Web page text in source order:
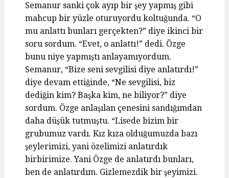
Semanur sanki çok ayıp bir şey yapmış gibi
mahcup bir yüzle oturuyordu koltuğunda. “O
mu anlattı bunları gerçekten?” diye ikinci bir
soru sordum. “Evet, o anlattı!” dedi. Özge
bunu niye yapmıştı anlayamıyordum.
Semanur, “Bize seni sevgilisi diye anlatırdı!”
diye devam ettiğinde, “Ne sevgilisi, biz
dediğin kim? Başka kim, ne biliyor?” diye
sordum. Özge anlaşılan çenesini sandığımdan
daha düşük tutmuştu. “Lisede bizim bir
grubumuz vardı. Kız kıza olduğumuzda bazı
şeylerimizi, yani özelimizi anlatırdık
birbirimize. Yani Özge de anlatırdı bunları,
ben de anlatırdım. Gizlemezdik bir şeyimizi.